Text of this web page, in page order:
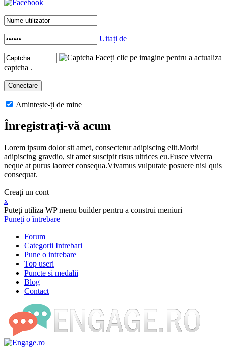
Uitați de
Faceți clic pe imagine pentru a actualiza
captcha .
Amintește-ți de mine
Înregistrați-vă acum
Lorem ipsum dolor sit amet, consectetur adipiscing elit.Morbi
adipiscing gravdio, sit amet suscipit risus ultrices eu.Fusce viverra
neque at purus laoreet consequa.Vivamus vulputate posuere nisl quis
consequat.
Creați un cont
x
Puteți utiliza WP menu builder pentru a construi meniuri
Puneți o întrebare
Forum
Categorii Intrebari
Pune o intrebare
Top useri
Puncte si medalii
Blog
Contact